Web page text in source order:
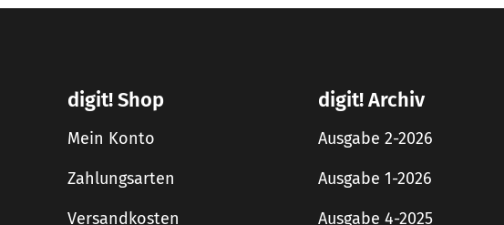
digit! Shop
Mein Konto
Zahlungsarten
Versandkosten
digit! Archiv
Ausgabe 2-2026
Ausgabe 1-2026
Ausgabe 4-2025